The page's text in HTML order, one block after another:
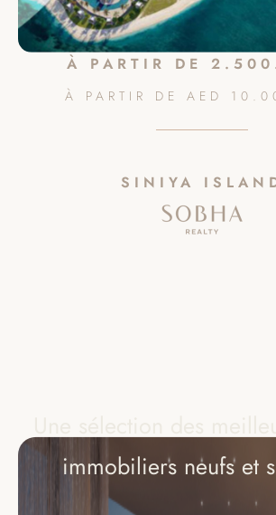
À PARTIR DE
À PARTIR DE AED
SINIYA
immobiliers neufs et